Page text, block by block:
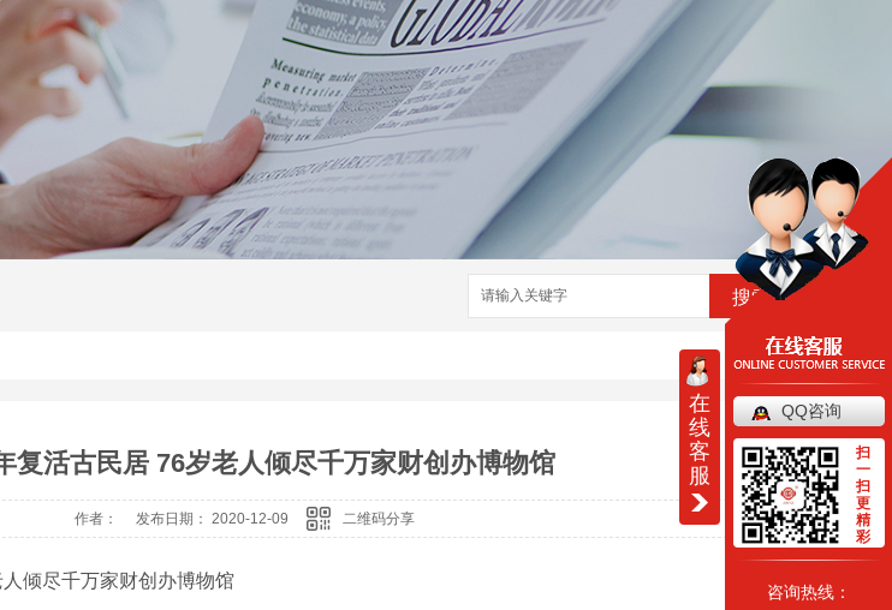
搜索
复活古民居 76岁老人倾尽千万家财创办博物馆
作者： 发布日期： 2020-12-09 二维码分享
倾尽千万家财创办博物馆
在
线
客
服
QQ咨询
扫
一
扫
更
精
彩
咨询热线：